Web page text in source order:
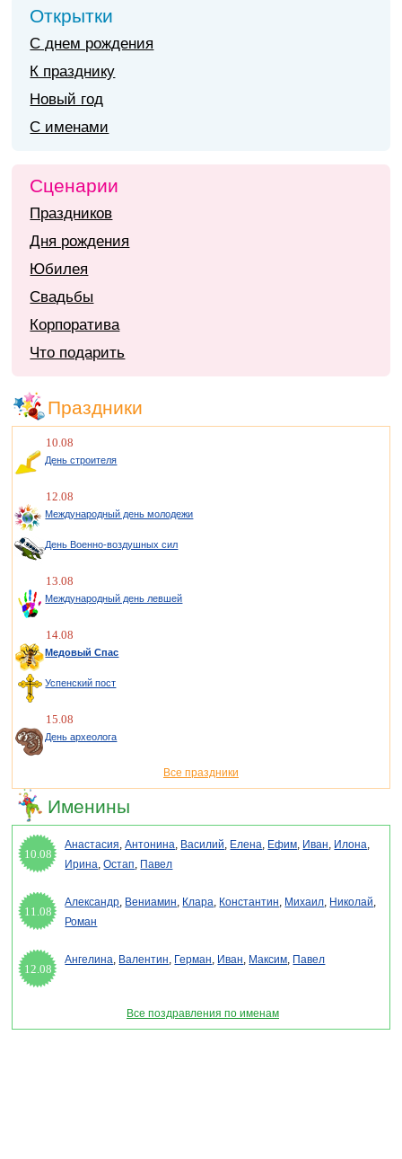
Открытки
С днем рождения
К празднику
Новый год
С именами
Сценарии
Праздников
Дня рождения
Юбилея
Свадьбы
Корпоратива
Что подарить
Праздники
10.08
День строителя
12.08
Международный день молодежи
День Военно-воздушных сил
13.08
Международный день левшей
14.08
Медовый Спас
Успенский пост
15.08
День археолога
Все праздники
Именины
10.08
Анастасия,Антонина, Василий, Елена, Ефим, Иван, Илона,
Ирина,Остап, Павел
11.08
Александр, Вениамин, Клара, Константин, Михаил, Николай,
Роман
12.08
Ангелина, Валентин, Герман, Иван, Максим, Павел
Все поздравления по именам